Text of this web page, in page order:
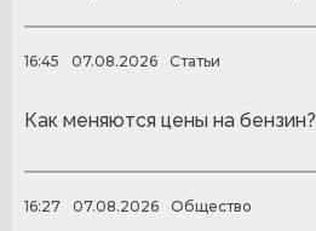
16:45 07.08.2026 Статьи
Как меняются цены на бензин?
16:27 07.08.2026 Общество